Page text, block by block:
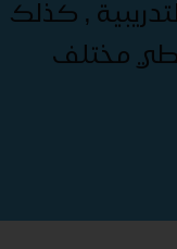
, كذلك
مختلف